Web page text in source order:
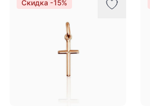
Скидка -15%